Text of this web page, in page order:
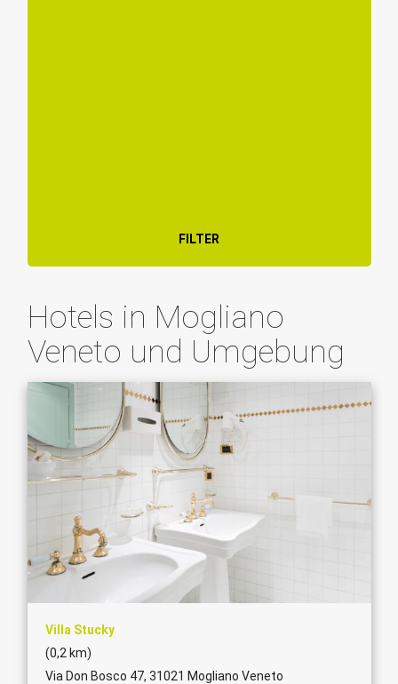
FILTER
Hotels in Mogliano
Veneto und Umgebung
Villa Stucky
(0,2 km)
Via Don Bosco 47, 31021 Mogliano Veneto